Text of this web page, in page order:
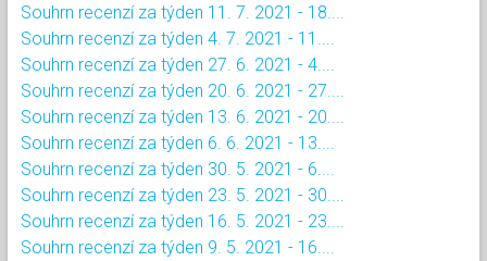
Souhrn recenzí za týden 11. 7. 2021 - 18....
Souhrn recenzí za týden 4. 7. 2021 - 11....
Souhrn recenzí za týden 27. 6. 2021 - 4....
Souhrn recenzí za týden 20. 6. 2021 - 27....
Souhrn recenzí za týden 13. 6. 2021 - 20....
Souhrn recenzí za týden 6. 6. 2021 - 13....
Souhrn recenzí za týden 30. 5. 2021 - 6....
Souhrn recenzí za týden 23. 5. 2021 - 30....
Souhrn recenzí za týden 16. 5. 2021 - 23....
Souhrn recenzí za týden 9. 5. 2021 - 16....